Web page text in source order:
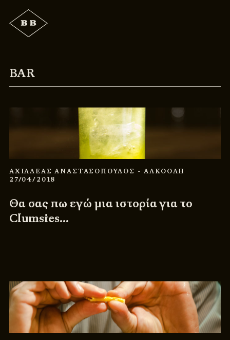
BAR
ΑΧΙΛΛΕΑΣ ΑΝΑΣΤΑΣΟΠΟΥΛΟΣ - ΑΛΚΟΟΛΗ
27/04/2018
Θα σας πω εγώ μια ιστορία για το
Clumsies…